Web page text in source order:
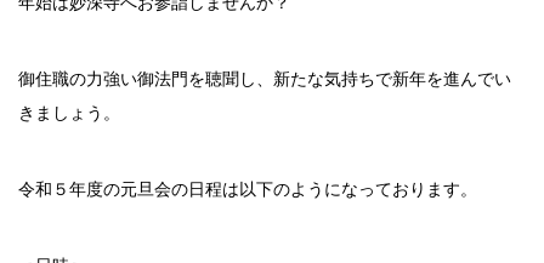
御住職の力強い御法門を聴聞し、新たな気持ちで新年を進んでい
きましょう。
令和５年度の元旦会の日程は以下のようになっております。